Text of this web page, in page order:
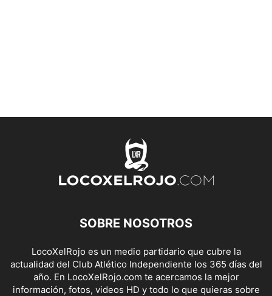
SOBRE NOSOTROS
LocoXelRojo es un medio partidario que cubre la
actualidad del Club Atlético Independiente los 365 días del
año. En LocoXelRojo.com te acercamos la mejor
información, fotos, videos HD y todo lo que quieras sobre